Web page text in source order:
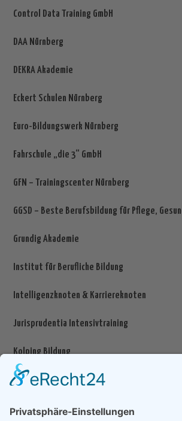
Control Data Training GmbH
DAA Nürnberg
DEKRA Akademie
Eckert Schulen Nürnberg
Euro-Bildungswerk Nürnberg
Fahrschule „die 3“ GmbH
GFN – Trainingscenter Nürnberg
GGSD – Beste Berufsbildung für Pflege,
Grundig Akademie
Institut für Berufliche Bildung
Intelligenzknoten & Karriereknoten
Jurisprudentia Intensivtraining
Kolping Bildung
Lutz + Grub ACADEMY GmbH
ÖPNV Akademie GmbH